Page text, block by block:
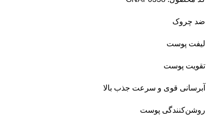
ضد چروک
لیفت پوست
تقویت پوست
آبرسانی قوی و سرعت جذب بالا
روشن‌کنندگی پوست